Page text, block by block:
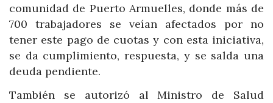
comunidad de Puerto Armuelles, donde más de
700 trabajadores se veían afectados por no
tener este pago de cuotas y con esta iniciativa,
se da cumplimiento, respuesta, y se salda una
deuda pendiente.
También se autorizó al Ministro de Salud